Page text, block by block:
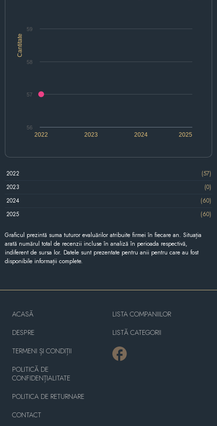
Cantitate
2022 2024
2023 2025
56
57
58
59
2022
(57)
2023
(0)
2024
(60)
2025
(60)
Graficul prezintă suma tuturor evaluărilor atribuite firmei în fiecare an. Situația
arată numărul total de recenzii incluse în analiză în perioada respectivă,
indiferent de sursa lor. Datele sunt prezentate pentru anii pentru care au fost
disponibile informații complete.
ACASĂ
DESPRE
TERMENI ȘI CONDIȚII
POLITICĂ DE
CONFIDENȚIALITATE
POLITICA DE RETURNARE
CONTACT
LISTA COMPANIILOR
LISTĂ CATEGORII